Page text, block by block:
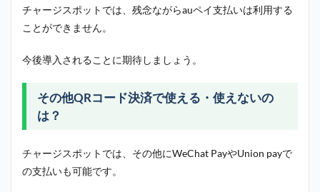
チャージスポットでは、残念ながらauペイ支払いは利用する
ことができません。
今後導入されることに期待しましょう。
その他QRコード決済で使える・使えないの
は？
チャージスポットでは、その他にWeChat PayやUnion payで
の支払いも可能です。